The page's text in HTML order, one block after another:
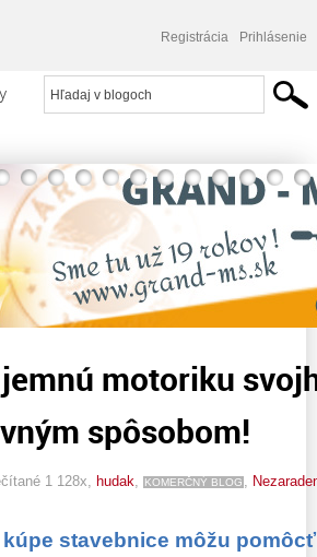
Registrácia Prihlásenie
svojho dieťaťa pre neho zábavným spôsobom!
motoriku
spôsobom!
1 128x, hudak KOMERČNÝ BLOG
stavebnice môžu